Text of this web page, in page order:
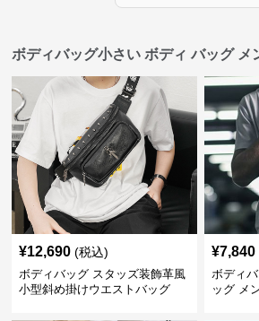
ボディバッグ小さい ボディ バッグ メ
¥12,690 (税込)
ボディバッグ スタッズ装飾革風
小型斜め掛けウエストバッグ
¥7,840
ボディ
ッグ メ